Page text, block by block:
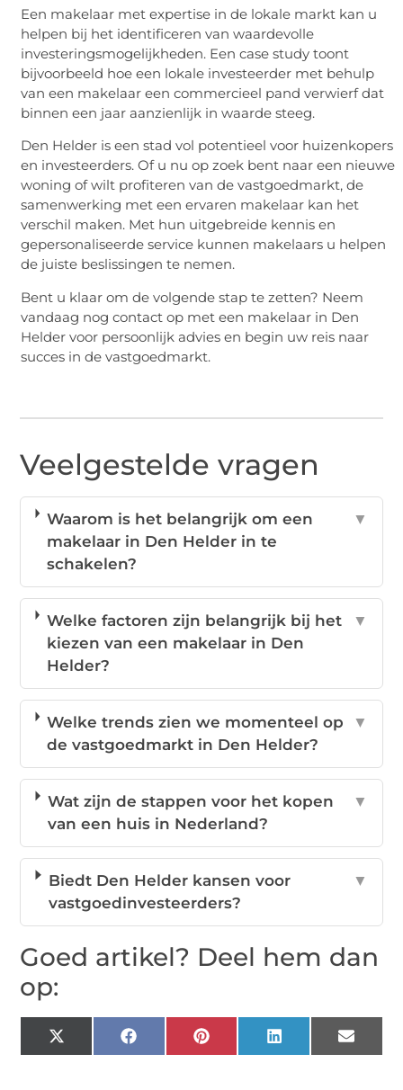
Een makelaar met expertise in de lokale markt kan u
helpen bij het identificeren van waardevolle
investeringsmogelijkheden. Een case study toont
bijvoorbeeld hoe een lokale investeerder met behulp
van een makelaar een commercieel pand verwierf dat
binnen een jaar aanzienlijk in waarde steeg.
Den Helder is een stad vol potentieel voor huizenkopers
en investeerders. Of u nu op zoek bent naar een nieuwe
woning of wilt profiteren van de vastgoedmarkt, de
samenwerking met een ervaren makelaar kan het
verschil maken. Met hun uitgebreide kennis en
gepersonaliseerde service kunnen makelaars u helpen
de juiste beslissingen te nemen.
Bent u klaar om de volgende stap te zetten? Neem
vandaag nog contact op met een makelaar in Den
Helder voor persoonlijk advies en begin uw reis naar
succes in de vastgoedmarkt.
Veelgestelde vragen
Waarom is het belangrijk om een
makelaar in Den Helder in te
schakelen?
▼
Welke factoren zijn belangrijk bij het
kiezen van een makelaar in Den
Helder?
▼
Welke trends zien we momenteel op
de vastgoedmarkt in Den Helder?
▼
Wat zijn de stappen voor het kopen
van een huis in Nederland?
▼
Biedt Den Helder kansen voor
vastgoedinvesteerders?
▼
Goed artikel? Deel hem dan
op:
X
(Twitter)
FacebookPinterestLinkedIn Email